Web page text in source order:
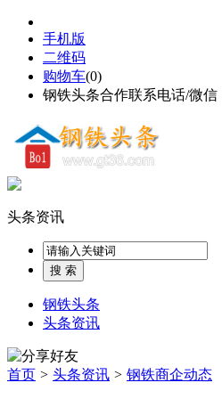
手机版
二维码
购物车(0)
钢铁头条合作联系电话/微信
头条资讯
钢铁头条
头条资讯
首页 > 头条资讯 > 钢铁商企动态